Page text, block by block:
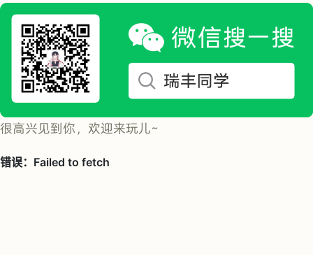
很高兴见到你，欢迎来玩儿~